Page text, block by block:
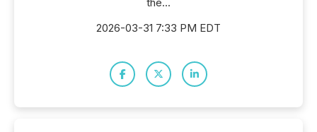
2026-03-31 7:33 PM EDT